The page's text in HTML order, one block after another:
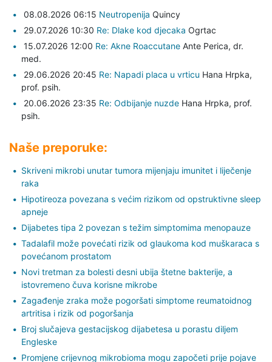
08.08.2026 06:15 Neutropenija Quincy
29.07.2026 10:30 Re: Dlake kod djecaka Ogrtac
15.07.2026 12:00 Re: Akne Roaccutane Ante Perica, dr.
med.
29.06.2026 20:45 Re: Napadi placa u vrticu Hana Hrpka,
prof. psih.
20.06.2026 23:35 Re: Odbijanje nuzde Hana Hrpka, prof.
psih.
Naše preporuke:
Skriveni mikrobi unutar tumora mijenjaju imunitet i liječenje
raka
Hipotireoza povezana s većim rizikom od opstruktivne sleep
apneje
Dijabetes tipa 2 povezan s težim simptomima menopauze
Tadalafil može povećati rizik od glaukoma kod muškaraca s
povećanom prostatom
Novi tretman za bolesti desni ubija štetne bakterije, a
istovremeno čuva korisne mikrobe
Zagađenje zraka može pogoršati simptome reumatoidnog
artritisa i rizik od pogoršanja
Broj slučajeva gestacijskog dijabetesa u porastu diljem
Engleske
Promjene crijevnog mikrobioma mogu započeti prije pojave